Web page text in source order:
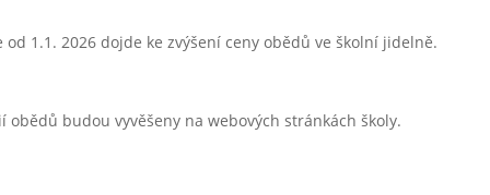
13:45)
1.1. 2026 dojde ke zvýšení ceny obědů ve školní jidelně.
obědů budou vyvěšeny na webových stránkách školy.